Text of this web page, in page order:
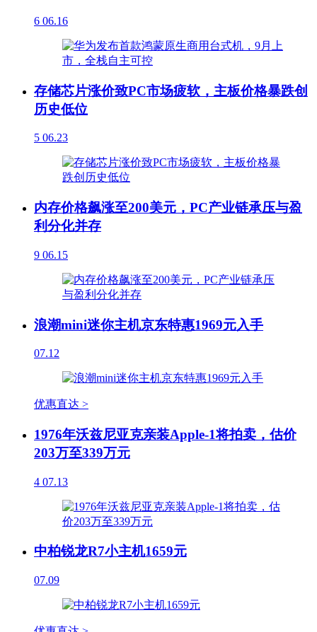
6 06.16
存储芯片涨价致PC市场疲软，主板价格暴跌创
历史低位
5 06.23
内存价格飙涨至200美元，PC产业链承压与盈
利分化并存
9 06.15
浪潮mini迷你主机京东特惠1969元入手
07.12
优惠直达 >
1976年沃兹尼亚克亲装Apple-1将拍卖，估价
203万至339万元
4 07.13
中柏锐龙R7小主机1659元
07.09